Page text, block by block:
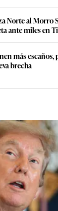
Norte al Morro
ante miles en
más escaños,
brecha